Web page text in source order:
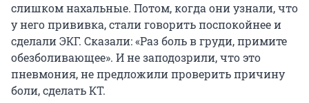
слишком нахальные. Потом, когда они узнали, что
у него прививка, стали говорить поспокойнее и
сделали ЭКГ. Сказали: «Раз боль в груди, примите
обезболивающее». И не заподозрили, что это
пневмония, не предложили проверить причину
боли, сделать КТ.